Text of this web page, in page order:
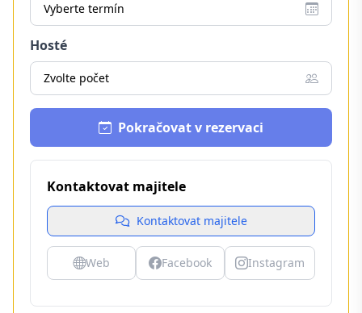
Vyberte termín
Hosté
Zvolte počet
Pokračovat v rezervaci
Kontaktovat majitele
Kontaktovat majitele
Web Facebook Instagram